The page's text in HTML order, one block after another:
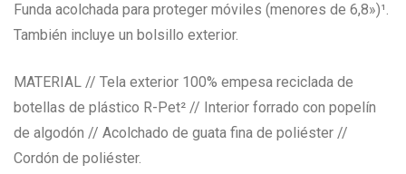
Funda acolchada para proteger móviles (menores de 6,8»)¹.
También incluye un bolsillo exterior.
MATERIAL // Tela exterior 100% empesa reciclada de
botellas de plástico R-Pet² // Interior forrado con popelín
de algodón // Acolchado de guata fina de poliéster //
Cordón de poliéster.